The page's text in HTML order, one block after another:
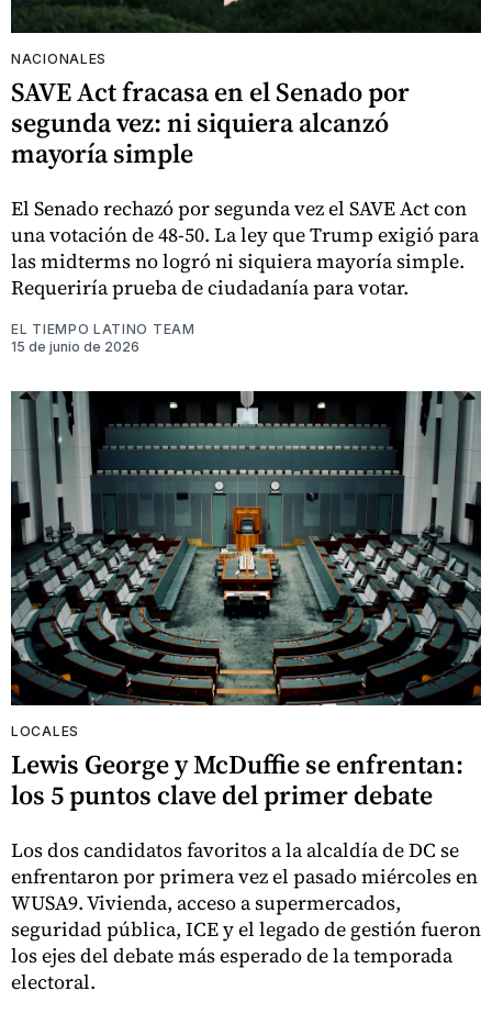
NACIONALES
SAVE Act fracasa en el Senado por
segunda vez: ni siquiera alcanzó
mayoría simple
El Senado rechazó por segunda vez el SAVE Act con
una votación de 48-50. La ley que Trump exigió para
las midterms no logró ni siquiera mayoría simple.
Requeriría prueba de ciudadanía para votar.
EL TIEMPO LATINO TEAM
15 de junio de 2026
LOCALES
Lewis George y McDuffie se enfrentan:
los 5 puntos clave del primer debate
Los dos candidatos favoritos a la alcaldía de DC se
enfrentaron por primera vez el pasado miércoles en
WUSA9. Vivienda, acceso a supermercados,
seguridad pública, ICE y el legado de gestión fueron
los ejes del debate más esperado de la temporada
electoral.